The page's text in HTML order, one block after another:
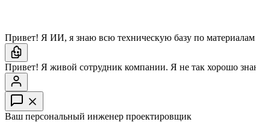
Привет! Я ИИ, я знаю всю техническую базу по
Привет! Я живой сотрудник компании. Я не так хорошо
Ваш персональный инженер проектировщик